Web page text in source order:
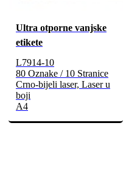
Ultra otporne vanjske
etikete
L7914-10
80 Oznake / 10 Stranice
Crno-bijeli laser, Laser u
boji
A4